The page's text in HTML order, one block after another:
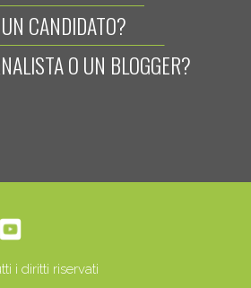
CANDIDATO?
O UN BLOGGER?
i diritti riservati